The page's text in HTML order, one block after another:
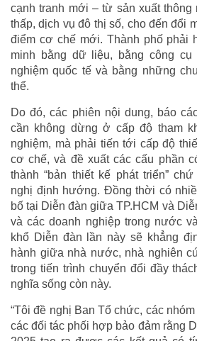
cạnh tranh mới – từ sản xuất thông
thấp, dịch vụ đô thị số, cho đến đổi
điểm cơ chế mới. Thành phố phải
minh bằng dữ liệu, bằng công cụ
nghiệm quốc tế và bằng những
thể.
Do đó, các phiên nội dung, báo
cần không dừng ở cấp độ tham
nghiệm, mà phải tiến tới cấp độ
cơ chế, và đề xuất các cấu phần
thành “bản thiết kế phát triển”
nghị định hướng. Đồng thời có
bố tại Diễn đàn giữa TP.HCM và
và các doanh nghiệp trong nước
khổ Diễn đàn lần này sẽ khẳng
hành giữa nhà nước, nhà nghiên
trong tiến trình chuyển đổi đầy
nghĩa sống còn này.
“Tôi đề nghị Ban Tổ chức, các
các đối tác phối hợp bảo đảm rằng